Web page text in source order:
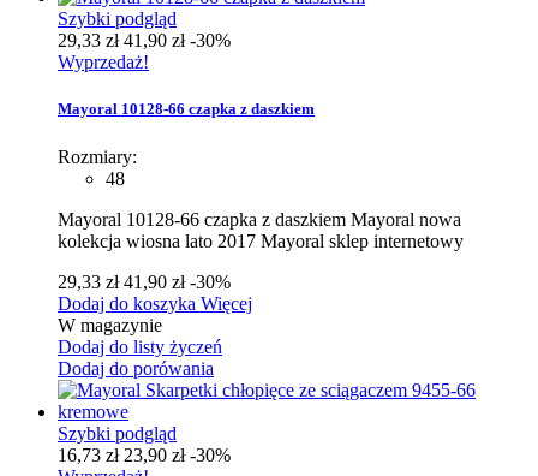
Szybki podgląd
29,33 zł41,90 zł-30%
Wyprzedaż!
Mayoral 10128-66 czapka z daszkiem
Rozmiary:
48
Mayoral 10128-66 czapka z daszkiem Mayoral nowa
kolekcja wiosna lato 2017 Mayoral sklep internetowy
29,33 zł41,90 zł-30%
Dodaj do koszyka Więcej
W magazynie
Dodaj do listy życzeń
Dodaj do porówania
Szybki podgląd
16,73 zł 23,90 zł-30%